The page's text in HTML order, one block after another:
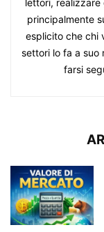
lettori,
principalmente
esplicito che chi
settori lo fa a suo
farsi